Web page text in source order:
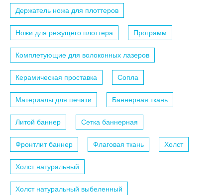
Держатель ножа для плоттеров
Ножи для режущего плоттера Программ
Комплетующие для волоконных лазеров
Керамическая проставка Сопла
Материалы для печати Баннерная ткань
Литой баннер Сетка баннерная
Фронтлит баннер Флаговая ткань Холст
Холст натуральный
Холст натуральный выбеленный